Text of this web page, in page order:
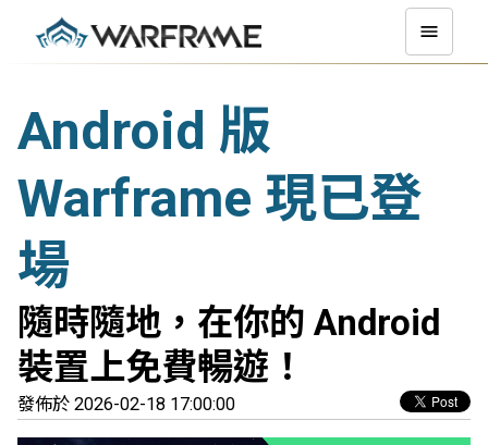
Android 版
Warframe 現已登
場
隨時隨地，在你的 Android
裝置上免費暢遊！
發佈於 2026-02-18 17:00:00